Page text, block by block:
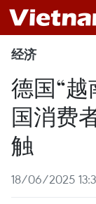
经济
德国“
国消费
触
18/06/2025